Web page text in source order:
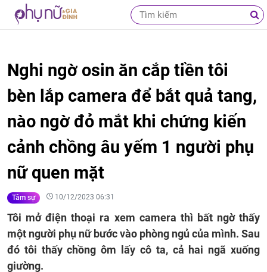
Nghi ngờ osin ăn cắp tiền tôi
bèn lắp camera để bắt quả tang,
nào ngờ đỏ mắt khi chứng kiến
cảnh chồng âu yếm 1 người phụ
nữ quen mặt
Tâm sự 10/12/2023 06:31
Tôi mở điện thoại ra xem camera thì bất ngờ thấy
một người phụ nữ bước vào phòng ngủ của mình. Sau
đó tôi thấy chồng ôm lấy cô ta, cả hai ngã xuống
giường.